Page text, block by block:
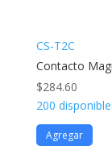
CS-T2C
Contacto
$284.60
200
Agregar